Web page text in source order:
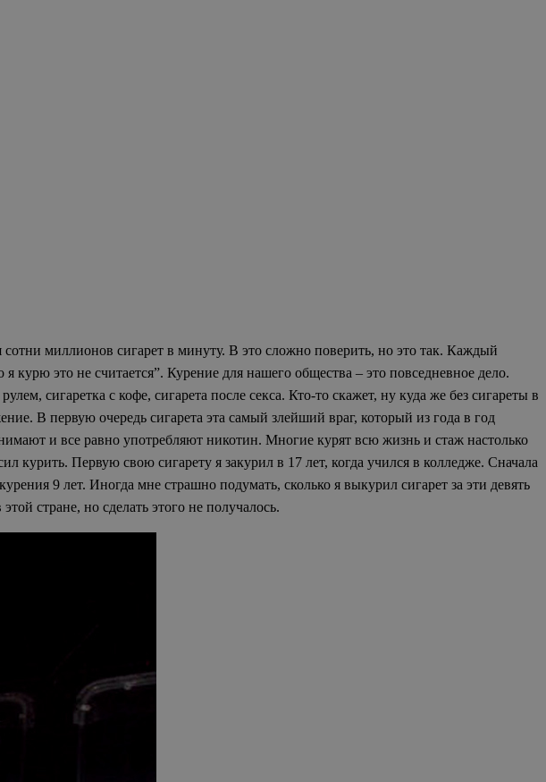
миллионов сигарет в минуту. В это сложно поверить, но это так. Каждый
курю это не считается”. Курение для нашего общества – это повседневное дело.
сигаретка с кофе, сигарета после секса. Кто-то скажет, ну куда же без сигареты в
В первую очередь сигарета эта самый злейший враг, который из года в год
и все равно употребляют никотин. Многие курят всю жизнь и стаж настолько
курить. Первую свою сигарету я закурил в 17 лет, когда учился в колледже. Сначала
9 лет. Иногда мне страшно подумать, сколько я выкурил сигарет за эти девять
стране, но сделать этого не получалось.